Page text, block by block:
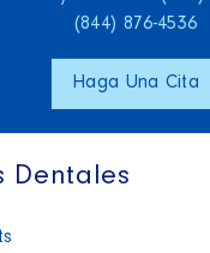
(844) 876‑4536
Haga Una Cita
Dentales